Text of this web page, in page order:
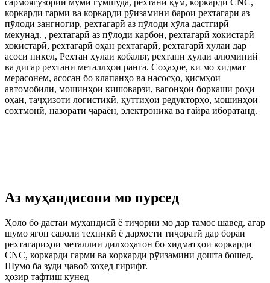
коркарди гармӣ ва коркарди рӯизаминӣ барои рехтагарӣ аз
пӯлоди зангногир, рехтагарӣ аз пӯлоди хӯла дастгирӣ
мекунад. , рехтагарӣ аз пӯлоди карбон, рехтагарӣ хокистарӣ
хокистарӣ, рехтагарӣ оҳан рехтагарӣ, рехтагарӣ хӯлаи дар
асоси никел, Рехтаи хӯлаи кобальт, рехтани хӯлаи алюминий
ва дигар рехтани металлҳои ранга. Соҳаҳое, ки мо хидмат
мерасонем, асосан бо клапанҳо ва насосҳо, қисмҳои
автомобилӣ, мошинҳои кишоварзӣ, вагонҳои боркаши роҳи
оҳан, таҷҳизоти логистикӣ, қуттиҳои редукторҳо, мошинҳои
сохтмонӣ, назорати ҷараён, электроника ва ғайра иборатанд.
Аз муҳандисони мо пурсед
Ҳоло бо дастаи муҳандисӣ ё тиҷории мо дар тамос шавед, агар
шумо ягон саволи техникӣ ё дархости тиҷоратӣ дар бораи
рехтагариҳои металлии дилхоҳатон бо хидматҳои коркарди
CNC, коркарди гармӣ ва коркарди рӯизаминӣ дошта бошед.
Шумо ба зудӣ ҷавоб хоҳед гирифт.
ҳозир тафтиш кунед